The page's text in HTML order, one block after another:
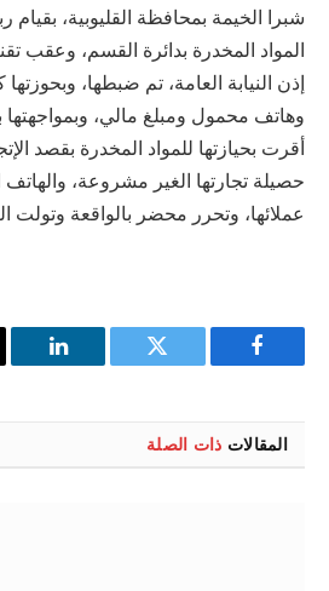
شبرا الخيمة بمحافظة القليوبية، بقيام
المواد المخدرة بدائرة القسم، وعقب
إذن النيابة العامة، تم ضبطها،
وهاتف محمول ومبلغ مالي،
أقرت بحيازتها للمواد المخدرة بقصد
حصيلة تجارتها الغير مشروعة،
عملائها، وتحرر محضر بالواقعة وتولت
فيسبوك تويتر
المقالات ذات الصلة